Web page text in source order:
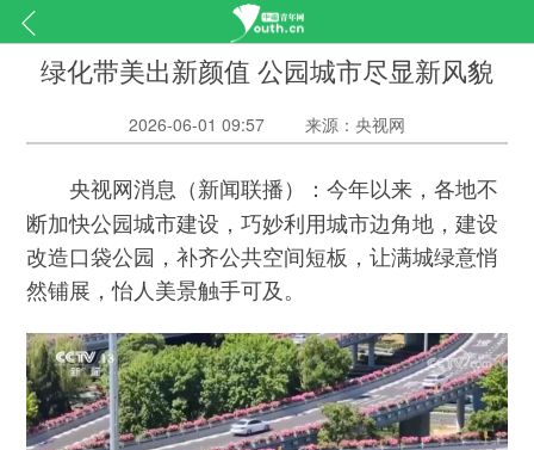
绿化带美出新颜值 公园城市尽显新风貌
2026-06-01 09:57 来源：央视网
央视网消息 （新闻联播）：今年以来，各地不
断加快公园城市建设，巧妙利用城市边角地，建设
改造口袋公园，补齐公共空间短板，让满城绿意悄
然铺展，怡人美景触手可及。